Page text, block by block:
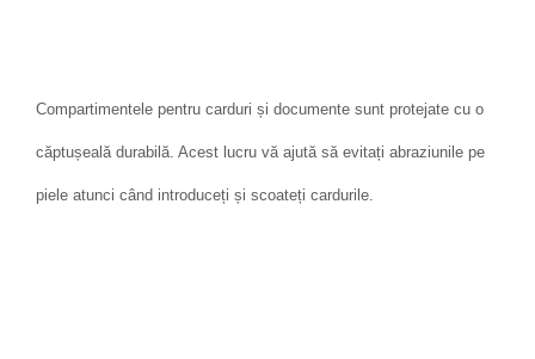
Compartimentele pentru carduri și documente sunt protejate cu o
căptușeală durabilă. Acest lucru vă ajută să evitați abraziunile pe
piele atunci când introduceți și scoateți cardurile.